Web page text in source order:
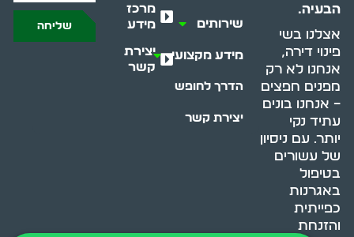
הבעיה.
אצלנו בשי
פינוי דירה,
אנחנו לא רק
מפנים חפצים
– אנחנו בונים
עתיד נקי
יותר. עם ניסיון
של עשורים
בטיפול
באגרנות
כפייתית
והזנחת
שירותים
מידע מקצועי
הדרך לחופש
יצירת קשר
מרכז
מידע
יצירת
קשר
שליחה